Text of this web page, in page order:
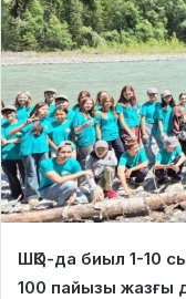
ШҚО-да биыл 1-10
100 пайызы жазғы